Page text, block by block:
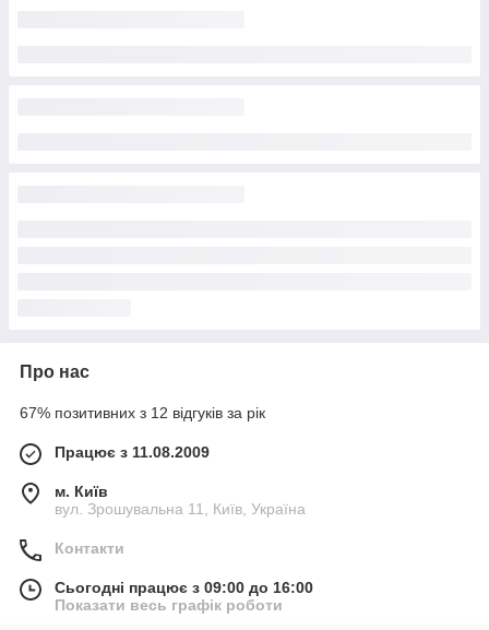
Про нас
67% позитивних з 12 відгуків за рік
Працює з 11.08.2009
м. Київ
вул. Зрошувальна 11, Київ, Україна
Контакти
Сьогодні працює з 09:00 до 16:00
Показати весь графік роботи